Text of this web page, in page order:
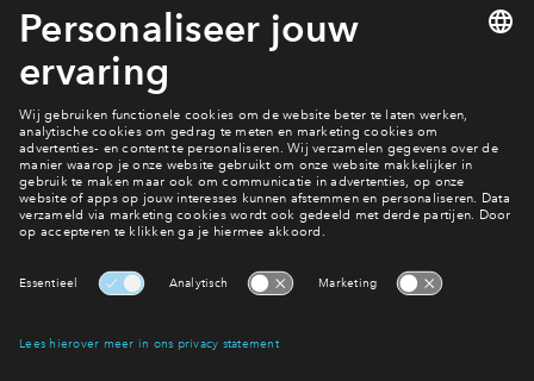
Bekijk de woningen
Wonen in 't Erf